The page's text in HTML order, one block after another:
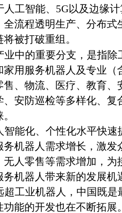
人工智能、5G以及边缘
流程透明生产、分布
被打破重组。
业中的重要分支，是指
用服务机器人及专业
、物流、医疗、教育
安防巡检等多样化、
能化、个性化水平快
机器人需求增长，激
人零售等需求增加，
机器人带来新的发展机
超工业机器人，中国既
能的开发也在不断拓